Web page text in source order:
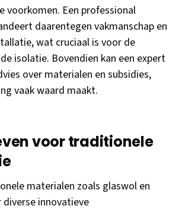
voorkomen. Een professional
daarentegen vakmanschap en
wat cruciaal is voor de
isolatie. Bovendien kan een expert
over materialen en subsidies,
vaak waard maakt.
voor traditionele
materialen zoals glaswol en
innovatieve